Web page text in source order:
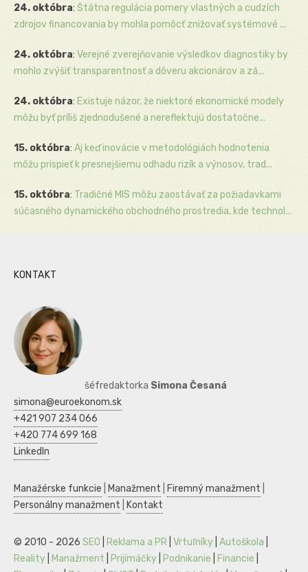
24. októbra: Štátna regulácia pomery vlastných a cudzích
zdrojov financovania by mohla pomôcť znižovať systémové ...
24. októbra: Verejné zverejňovanie výsledkov diagnostiky by
mohlo zvýšiť transparentnosť a dôveru akcionárov a zá...
24. októbra: Existuje názor, že niektoré ekonomické modely
môžu byť príliš zjednodušené a nereflektujú dostatočne...
15. októbra: Aj keď inovácie v metodológiách hodnotenia
môžu prispieť k presnejšiemu odhadu rizík a výnosov, trad...
15. októbra: Tradičné MIS môžu zaostávať za požiadavkami
súčasného dynamického obchodného prostredia, kde technol...
KONTAKT
šéfredaktorka Simona Česaná
simona@euroekonom.sk
+421 907 234 066
+420 774 699 168
LinkedIn
Manažérske funkcie Manažment Firemný manažment
Personálny manažment
Kontakt
© 2010 - 2026 SEO Reklama a PR Vrtuľníky Autoškola
Reality
Manažment Prijímáčky Podnikanie Financie